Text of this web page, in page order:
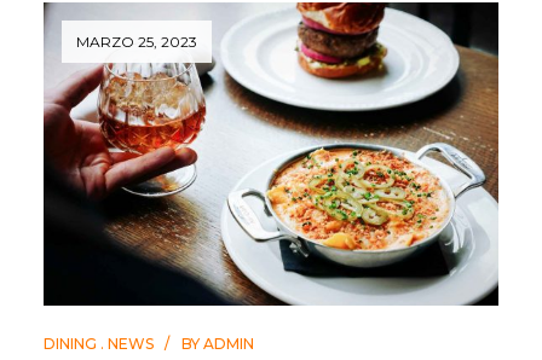
MARZO 25, 2023
DINING NEWS BYADMIN